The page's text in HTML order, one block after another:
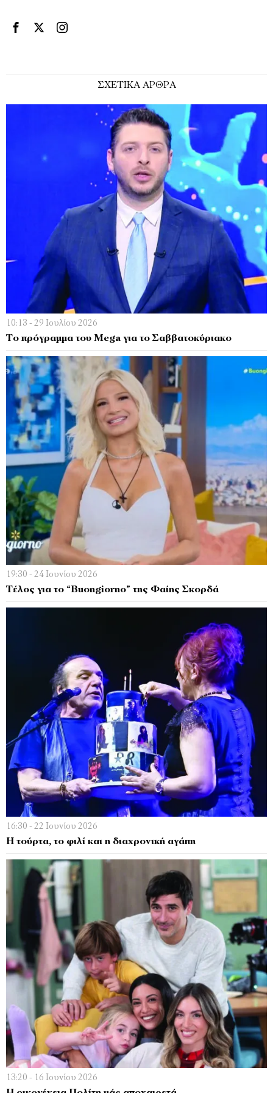
ΣΧΕΤΙΚΑ ΑΡΘΡΑ
10:13 - 29 Ιουλίου 2026
Το πρόγραμμα του Mega για το Σαββατοκύριακο
19:30 - 24 Ιουνίου 2026
Τέλος για το “Buongiorno” της Φαίης Σκορδά
16:30 - 22 Ιουνίου 2026
Η τούρτα, το φιλί και η διαχρονική αγάπη
13:20 - 16 Ιουνίου 2026